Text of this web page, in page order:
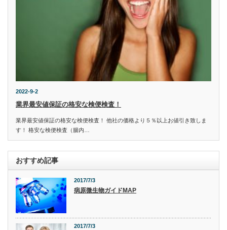
2022-9-2
業界最安値保証の格安な検便検査！
業界最安値保証の格安な検便検査！ 他社の価格より５％以上お値引き致しま
す！ 格安な検便検査（腸内…
おすすめ記事
2017/7/3
病原微生物ガイドMAP
2017/7/3